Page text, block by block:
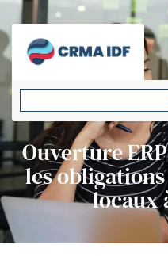
Ouverture
les
locaux